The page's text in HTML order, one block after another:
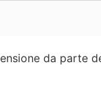
da parte